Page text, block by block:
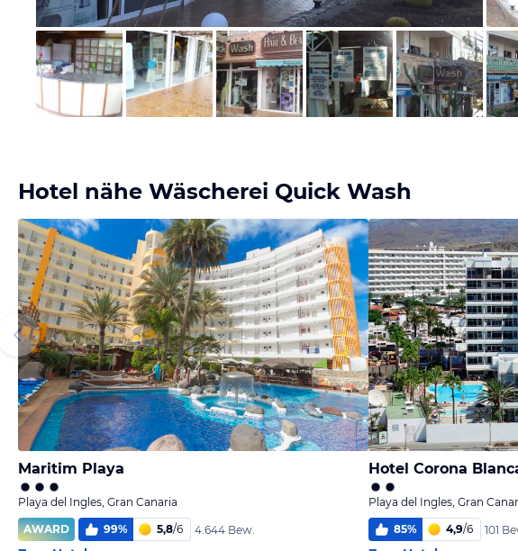
Bild melden
von Thorsten von
Hotel nähe Wäscherei Quick Wash
Maritim Playa
Playa del Ingles, Gran Canaria
AWARD
99% 5,8/6 4.644 Bew.
Hotel Corona
Playa del Ingles, Gran
85% 4,9/6 101